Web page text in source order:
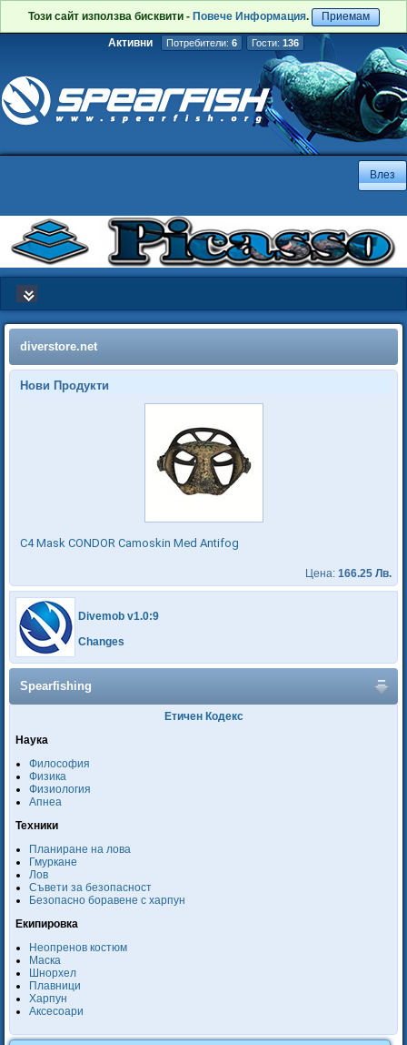
Този сайт използва бисквити - Повече Информация. Приемам
Активни Потребители: 6 Гости: 136
diverstore.net
Нови Продукти
C4 Mask CONDOR Camoskin Med Antifog
Цена: 166.25 Лв.
Divemob v1.0:9
Changes
Spearfishing
Етичен Кодекс
Наука
Философия
Физика
Физиология
Апнеа
Техники
Планиране на лова
Гмуркане
Лов
Съвети за безопасност
Безопасно боравене с харпун
Екипировка
Неопренов костюм
Маска
Шнорхел
Плавници
Харпун
Аксесоари